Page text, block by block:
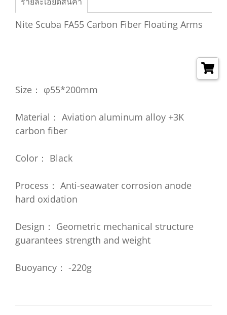
Nite Scuba FA55 Carbon Fiber Floating Arms
Size： φ55*200mm
Material： Aviation aluminum alloy +3K
carbon fiber
Color： Black
Process： Anti-seawater corrosion anode
hard oxidation
Design： Geometric mechanical structure
guarantees strength and weight
Buoyancy： -220g